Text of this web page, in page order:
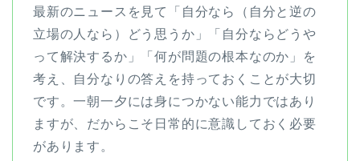
最新のニュースを見て「自分なら（自分と逆の
立場の人なら）どう思うか」「自分ならどうや
って解決するか」「何が問題の根本なのか」を
考え、自分なりの答えを持っておくことが大切
です。一朝一夕には身につかない能力ではあり
ますが、だからこそ日常的に意識しておく必要
があります。